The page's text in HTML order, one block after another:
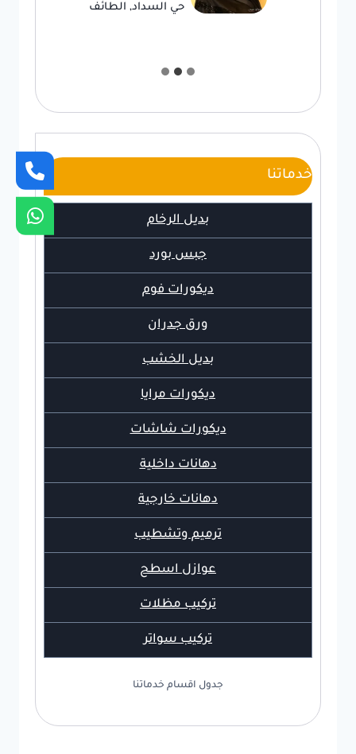
حي السداد, الطائف
خدماتنا
بديل الرخام
جبس بورد
ديكورات فوم
ورق جدران
بديل الخشب
ديكورات مرايا
ديكورات شاشات
دهانات داخلية
دهانات خارجية
ترميم وتشطيب
عوازل اسطح
تركيب مظلات
تركيب سواتر
جدول اقسام خدماتنا